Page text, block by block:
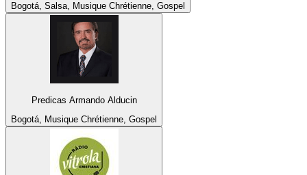
Bogotá, Salsa, Musique Chrétienne, Gospel
Predicas Armando Alducin
Bogotá, Musique Chrétienne, Gospel